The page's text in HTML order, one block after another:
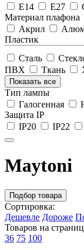
E14 E27
Материал плафона
Акрил
Пластик
Сталь
ПВХ
Ткань
Показать все
Тип лампы
Галогенная
Защита IP
IP20
IP22
Maytoni
Подбор товара
Сортировка:
Дешевле Дороже
Товаров на
36 75 100